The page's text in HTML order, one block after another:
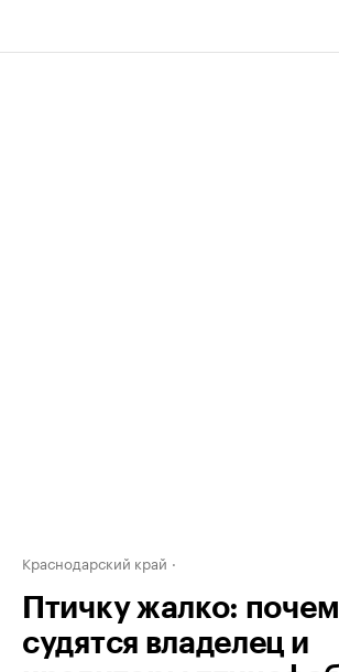
Краснодарский край
Птичку жалко:
судятся владелец и